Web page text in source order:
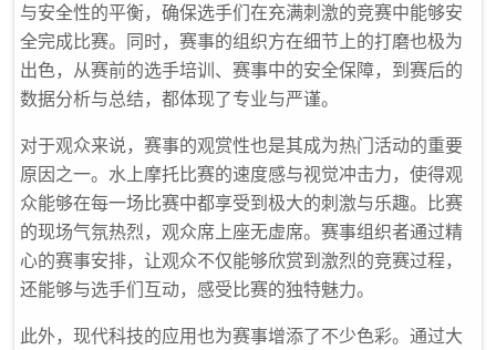
与安全性的平衡，确保选手们在充满刺激的竞赛中能够安
全完成比赛。同时，赛事的组织方在细节上的打磨也极为
出色，从赛前的选手培训、赛事中的安全保障，到赛后的
数据分析与总结，都体现了专业与严谨。
对于观众来说，赛事的观赏性也是其成为热门活动的重要
原因之一。水上摩托比赛的速度感与视觉冲击力，使得观
众能够在每一场比赛中都享受到极大的刺激与乐趣。比赛
的现场气氛热烈，观众席上座无虚席。赛事组织者通过精
心的赛事安排，让观众不仅能够欣赏到激烈的竞赛过程，
还能够与选手们互动，感受比赛的独特魅力。
此外，现代科技的应用也为赛事增添了不少色彩。通过大